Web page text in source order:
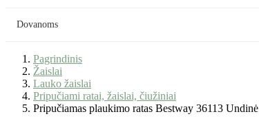
Dovanoms
Pagrindinis
Žaislai
Lauko žaislai
Pripučiami ratai, žaislai, čiužiniai
Pripučiamas plaukimo ratas Bestway 36113 Undinė